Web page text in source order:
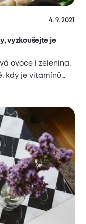
4. 9. 2021
vyzkoušejte je
ovoce i zelenina.
kdy je vitamínů…